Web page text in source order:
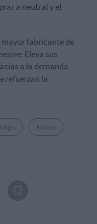
a neutral y el
mayor fabricante de
Eleva sus
a la demanda
refuerzan la
Airbus